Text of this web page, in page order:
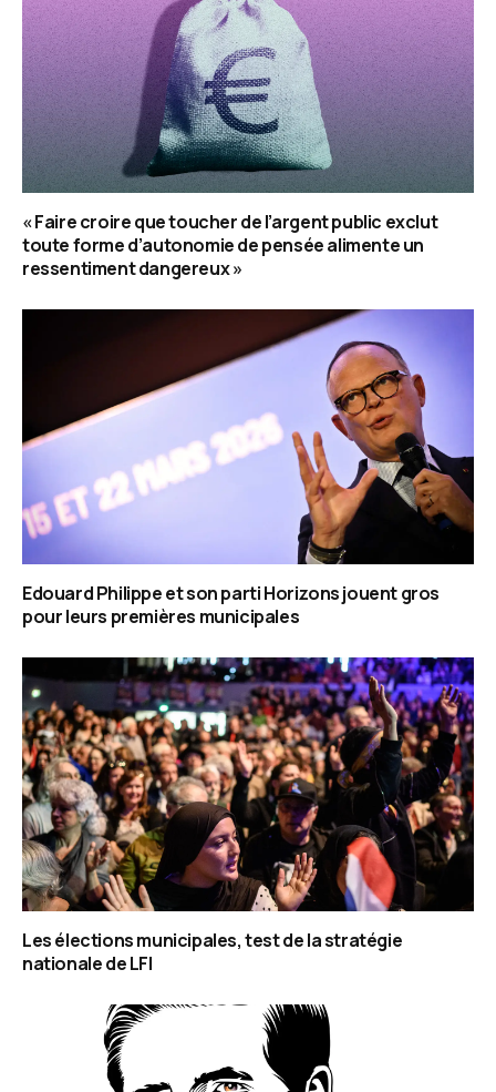
« Faire croire que toucher de l’argent public exclut
toute forme d’autonomie de pensée alimente un
ressentiment dangereux »
Edouard Philippe et son parti Horizons jouent gros
pour leurs premières municipales
Les élections municipales, test de la stratégie
nationale de LFI